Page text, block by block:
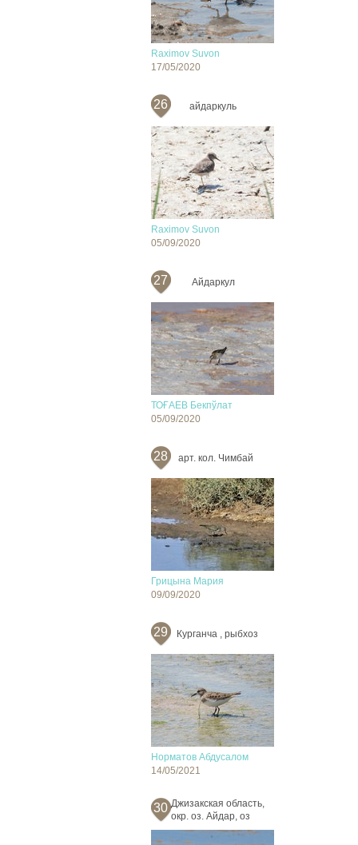
Raximov Suvon
17/05/2020
26 айдаркуль
Raximov Suvon
05/09/2020
27 Айдаркул
ТОҒАЕВ Бекпўлат
05/09/2020
28 арт. кол. Чимбай
Грицына Мария
09/09/2020
29 Курганча , рыбхоз
Норматов Абдусалом
14/05/2021
30 Джизакская область,
окр. оз. Айдар, оз